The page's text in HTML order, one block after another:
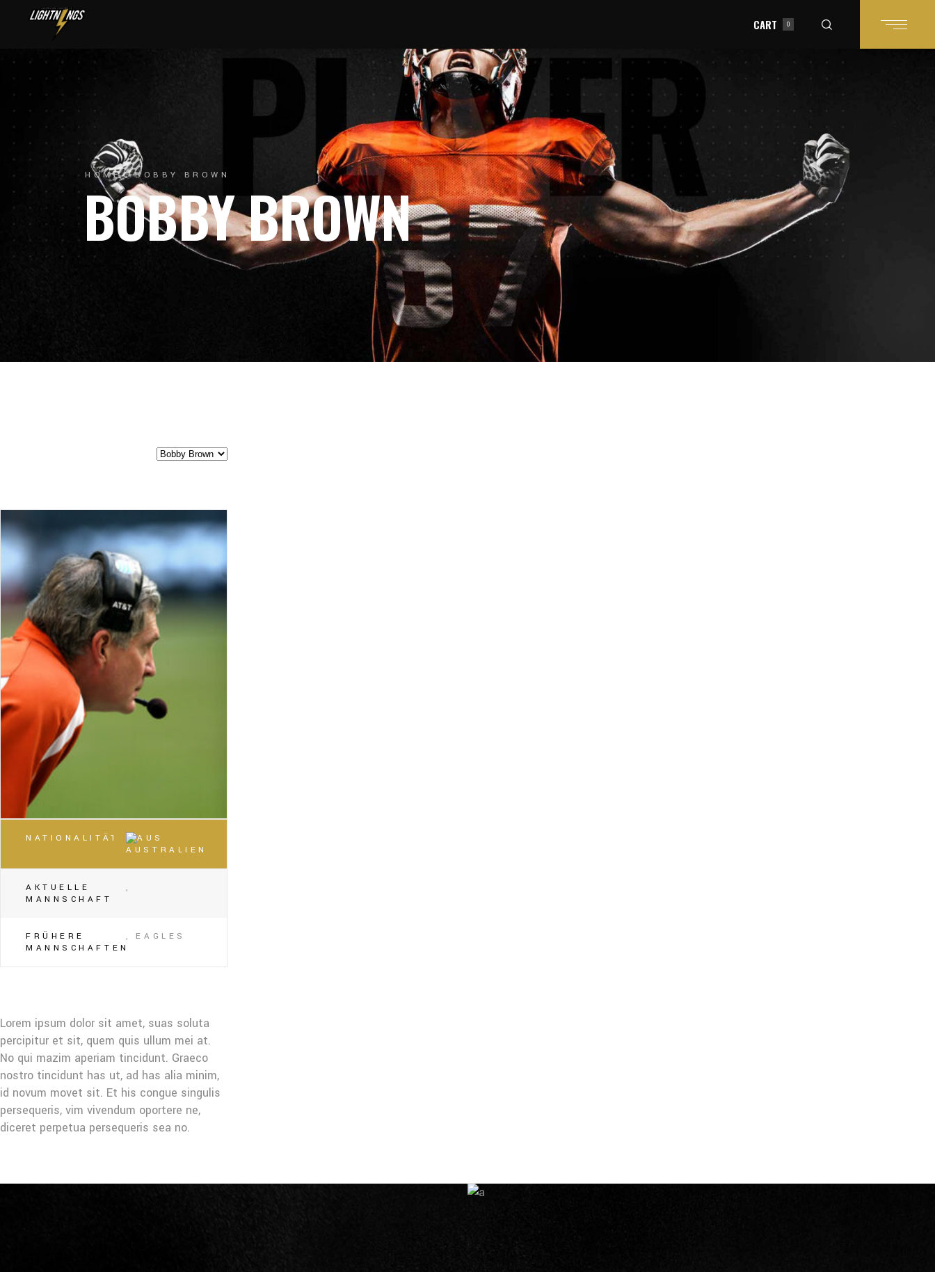
CART 0
No products in the cart.
HOME BOBBY BROWN
BOBBY BROWN
NATIONALITÄT
AUSTRALIEN
AKTUELLE
MANNSCHAFT
,
FRÜHERE
MANNSCHAFTEN
, EAGLES
Lorem ipsum dolor sit amet, suas soluta
percipitur et sit, quem quis ullum mei at.
No qui mazim aperiam tincidunt. Graeco
nostro tincidunt has ut, ad has alia minim,
id novum movet sit. Et his congue singulis
persequeris, vim vivendum oportere ne,
diceret perpetua persequeris sea no.